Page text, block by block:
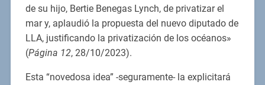
de su hijo, Bertie Benegas Lynch, de privatizar el
mar y, aplaudió la propuesta del nuevo diputado de
LLA, justificando la privatización de los océanos»
(Página 12, 28/10/2023).
Esta “novedosa idea” -seguramente- la explicitará